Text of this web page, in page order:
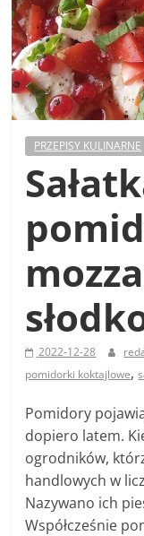
PRZEPISY KULINARNE
2022-12-28
pomidorki koktajlowe,
Pomidory
dopiero latem.
ogrodników,
handlowych w
Nazywano ich
Współcześnie